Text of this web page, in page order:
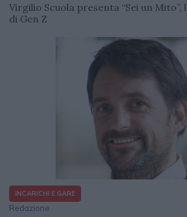
Virgilio Scuola presenta “Sei un Mito”,
di Gen Z
INCARICHI E GARE
Redazione